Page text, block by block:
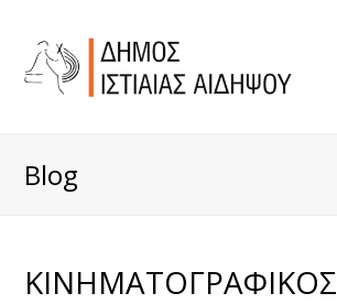
Blog
ΚΙΝΗΜΑΤΟΓΡΑΦΙΚΟΣ